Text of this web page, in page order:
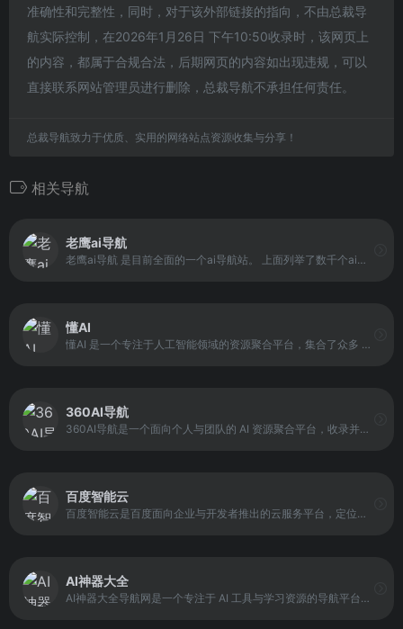
准确性和完整性，同时，对于该外部链接的指向，不由总裁导
航实际控制，在2026年1月26日 下午10:50收录时，该网页上
的内容，都属于合规合法，后期网页的内容如出现违规，可以
直接联系网站管理员进行删除，总裁导航不承担任何责任。
总裁导航致力于优质、实用的网络站点资源收集与分享！
相关导航
老鹰ai导航
老鹰ai导航 是目前全面的一个ai导航站。 上面列举了数千个ai的实用工具， 收录和推荐国内外热门、创意、有趣、前沿的AI工具和网站,，提供了一个快速访问任意人工智能网站的门户和入口，是目前不得多得的ai导航网站。
懂AI
懂AI 是一个专注于人工智能领域的资源聚合平台，集合了众多 AI 工具与相关网站，并对内容进行整理与分类。它收录范围覆盖 AI 研究成果、实用工具、行业新闻与学习资料，面向开发者、研究人员以及 AI 技术爱好者。
360AI导航
360AI导航是一个面向个人与团队的 AI 资源聚合平台，收录并整理了 AI 工具网站、教程、资源、资讯、开源项目等内容。平台涵盖 AI 绘画、AI游戏、AI视频、AI写作、AI剪辑、AI动画、AI3D、AI营销等多种类别，并提供 AI 趣站、AI 开放平台、AI 资讯、有趣网站、开源项目、AI 学习平台等分类入口。
百度智能云
百度智能云是百度面向企业与开发者推出的云服务平台，定位于以人工智能和大数据能力为核心的智能云计算服务体系。平台整合了云基础设施、数据处理能力与成熟的 AI 技术，为不同行业提供可组合、可扩展的技术服务，支持从基础算力到行业级智能应用的全流程建设，目标是帮助用户更高效地完成智能化转型。
AI神器大全
AI神器大全导航网是一个专注于 AI 工具与学习资源的导航平台，收录国内外 5000+ 优质 AI 工具，并按用途分类展示。平台覆盖 AI 对话聊天、绘画设计、视频制作、写作办公、编程开发等多种工具类型，同时提供 AI 资讯、教程与技巧内容，帮助用户在使用工具的过程中获得学习支持。